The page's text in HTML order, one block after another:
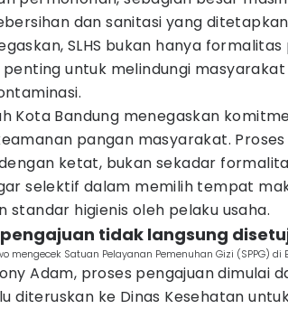
dan sanitasi yang
SLHS bukan hanya
untuk melindungi
Kota Bandung menegaskan
pangan masyarakat. Proses
ketat, bukan sekadar
selektif dalam memilih tempat
standar higienis oleh pelaku usaha.
pengajuan tidak langsung
mengecek Satuan Pelayanan Pemenuhan Gizi (SPPG) di
Adam, proses pengajuan dimulai
diteruskan ke Dinas Kesehatan